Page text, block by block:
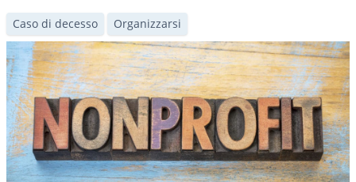
decesso. Con esso gli eredi possono, ad esempio,
richiedere il certificato d’erede e organizzare il funerale.
Caso di decesso Organizzarsi